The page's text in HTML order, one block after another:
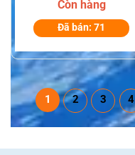
9575, Iridium 9555,
Iridium 9505A.
Còn hàng
Đã bán: 71
1 2 3 4